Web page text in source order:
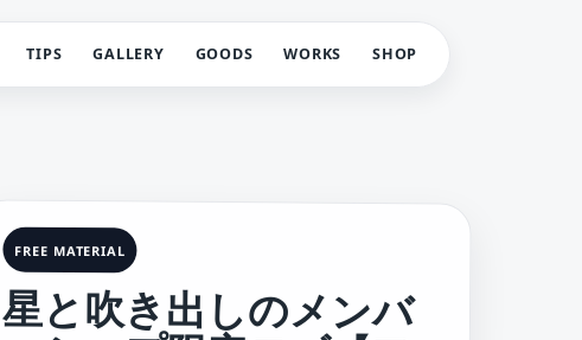
TIPS GALLERY GOODS WORKS SHOP
FREE MATERIAL
星と吹き出しのメンバ
ーシップ限定ロゴ【フ
リー素材・サムネ素